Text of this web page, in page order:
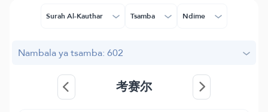
Surah Al-Kauthar Tsamba Ndime
Nambala ya tsamba: 602
考赛尔